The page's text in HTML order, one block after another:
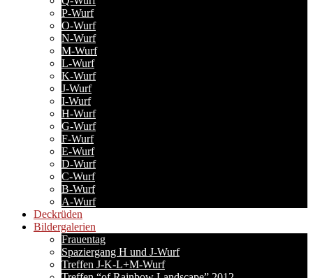
P-Wurf
O-Wurf
N-Wurf
M-Wurf
L-Wurf
K-Wurf
J-Wurf
I-Wurf
H-Wurf
G-Wurf
F-Wurf
E-Wurf
D-Wurf
C-Wurf
B-Wurf
A-Wurf
Deckrüden
Bildergalerien
Frauentag
Spaziergang H und J-Wurf
Treffen J-K-L+M-Wurf